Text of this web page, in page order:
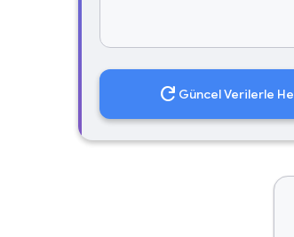
refresh Güncel Verilerle